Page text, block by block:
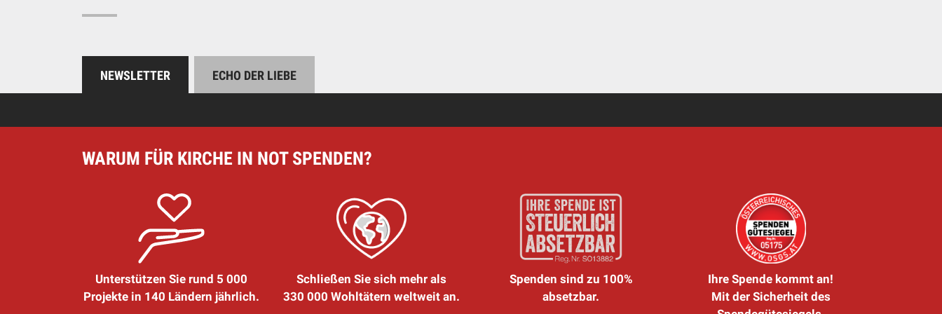
NEWSLETTER ECHO DER LIEBE
WARUM FÜR KIRCHE IN NOT SPENDEN?
Unterstützen Sie rund 5 000
Projekte in 140 Ländern jährlich.
Schließen Sie sich mehr als
330 000 Wohltätern weltweit an.
Spenden sind zu 100%
absetzbar.
Ihre Spende kommt an!
Mit der Sicherheit des